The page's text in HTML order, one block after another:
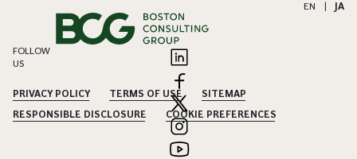
EN | JA
FOLLOW
US
PRIVACY POLICY TERMS OF USE
SITEMAP
RESPONSIBLE DISCLOSURE
COOKIE PREFERENCES